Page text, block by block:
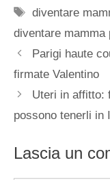
Tag
diventare
diventare mamma
Parigi haute
firmate Valentino
Uteri in affitto:
possono tenerli in
Lascia un